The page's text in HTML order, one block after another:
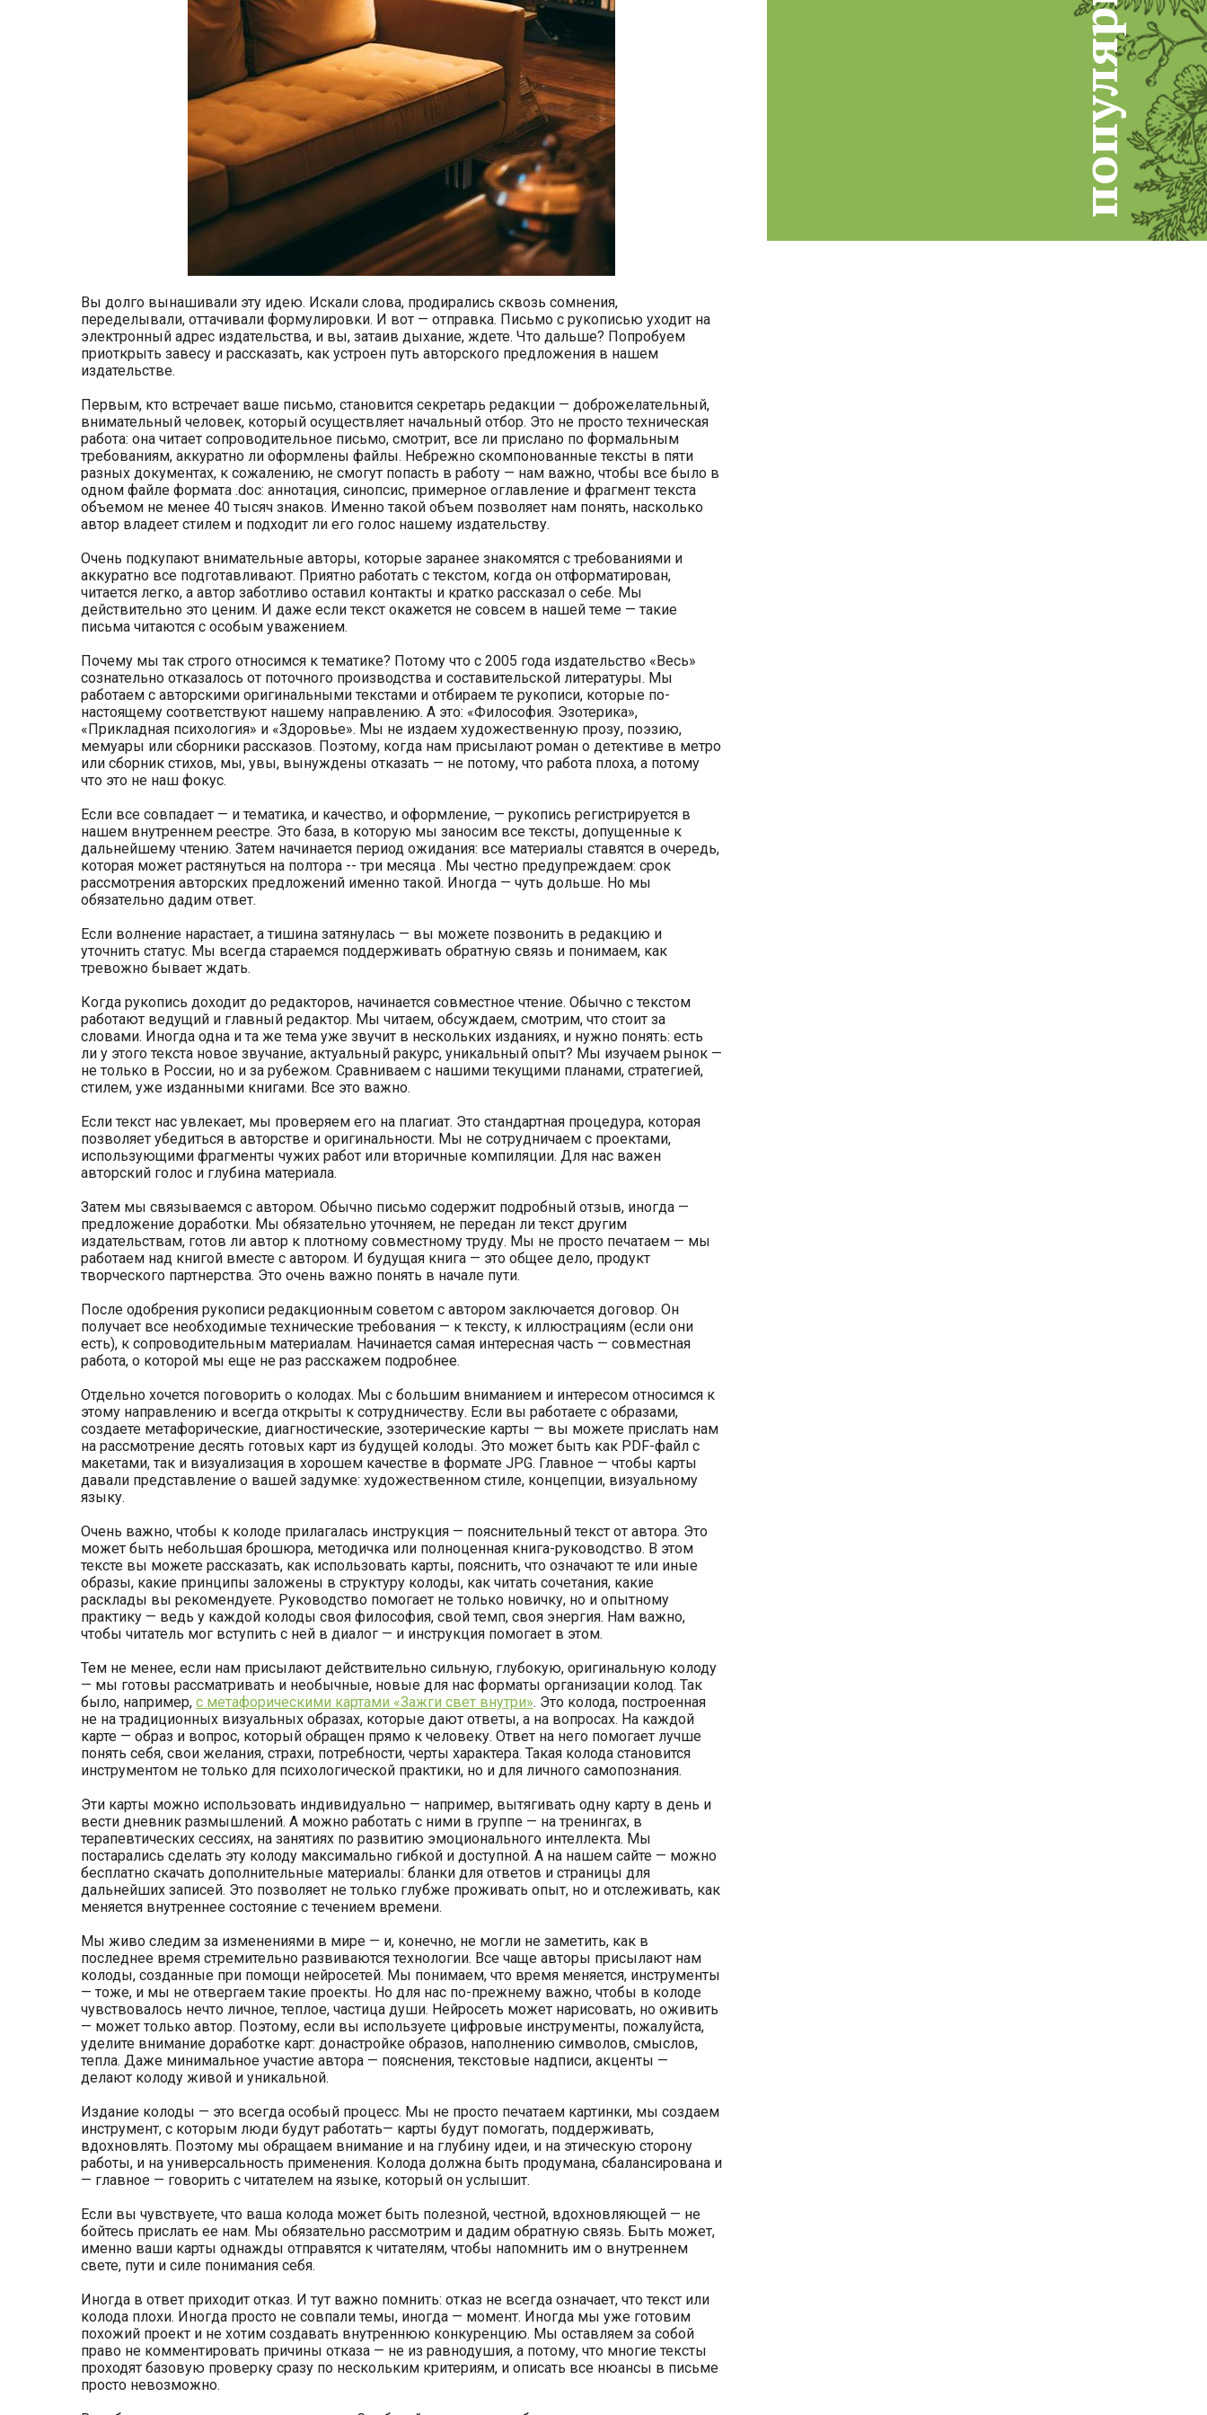
Вы долго вынашивали эту идею. Искали слова, продирались сквозь сомнения,
переделывали, оттачивали формулировки. И вот — отправка. Письмо с рукописью уходит на
электронный адрес издательства, и вы, затаив дыхание, ждете. Что дальше? Попробуем
приоткрыть завесу и рассказать, как устроен путь авторского предложения в нашем
издательстве.
Первым, кто встречает ваше письмо, становится секретарь редакции — доброжелательный,
внимательный человек, который осуществляет начальный отбор. Это не просто техническая
работа: она читает сопроводительное письмо, смотрит, все ли прислано по формальным
требованиям, аккуратно ли оформлены файлы. Небрежно скомпонованные тексты в пяти
разных документах, к сожалению, не смогут попасть в работу — нам важно, чтобы все было в
одном файле формата .doc: аннотация, синопсис, примерное оглавление и фрагмент текста
объемом не менее 40 тысяч знаков. Именно такой объем позволяет нам понять, насколько
автор владеет стилем и подходит ли его голос нашему издательству.
Очень подкупают внимательные авторы, которые заранее знакомятся с требованиями и
аккуратно все подготавливают. Приятно работать с текстом, когда он отформатирован,
читается легко, а автор заботливо оставил контакты и кратко рассказал о себе. Мы
действительно это ценим. И даже если текст окажется не совсем в нашей теме — такие
письма читаются с особым уважением.
Почему мы так строго относимся к тематике? Потому что с 2005 года издательство «Весь»
сознательно отказалось от поточного производства и составительской литературы. Мы
работаем с авторскими оригинальными текстами и отбираем те рукописи, которые по-
настоящему соответствуют нашему направлению. А это: «Философия. Эзотерика»,
«Прикладная психология» и «Здоровье». Мы не издаем художественную прозу, поэзию,
мемуары или сборники рассказов. Поэтому, когда нам присылают роман о детективе в метро
или сборник стихов, мы, увы, вынуждены отказать — не потому, что работа плоха, а потому
что это не наш фокус.
Если все совпадает — и тематика, и качество, и оформление, — рукопись регистрируется в
нашем внутреннем реестре. Это база, в которую мы заносим все тексты, допущенные к
дальнейшему чтению. Затем начинается период ожидания: все материалы ставятся в очередь,
которая может растянуться на полтора -- три месяца . Мы честно предупреждаем: срок
рассмотрения авторских предложений именно такой. Иногда — чуть дольше. Но мы
обязательно дадим ответ.
Если волнение нарастает, а тишина затянулась — вы можете позвонить в редакцию и
уточнить статус. Мы всегда стараемся поддерживать обратную связь и понимаем, как
тревожно бывает ждать.
Когда рукопись доходит до редакторов, начинается совместное чтение. Обычно с текстом
работают ведущий и главный редактор. Мы читаем, обсуждаем, смотрим, что стоит за
словами. Иногда одна и та же тема уже звучит в нескольких изданиях, и нужно понять: есть
ли у этого текста новое звучание, актуальный ракурс, уникальный опыт? Мы изучаем рынок —
не только в России, но и за рубежом. Сравниваем с нашими текущими планами, стратегией,
стилем, уже изданными книгами. Все это важно.
Если текст нас увлекает, мы проверяем его на плагиат. Это стандартная процедура, которая
позволяет убедиться в авторстве и оригинальности. Мы не сотрудничаем с проектами,
использующими фрагменты чужих работ или вторичные компиляции. Для нас важен
авторский голос и глубина материала.
Затем мы связываемся с автором. Обычно письмо содержит подробный отзыв, иногда —
предложение доработки. Мы обязательно уточняем, не передан ли текст другим
издательствам, готов ли автор к плотному совместному труду. Мы не просто печатаем — мы
работаем над книгой вместе с автором. И будущая книга — это общее дело, продукт
творческого партнерства. Это очень важно понять в начале пути.
После одобрения рукописи редакционным советом с автором заключается договор. Он
получает все необходимые технические требования — к тексту, к иллюстрациям (если они
есть), к сопроводительным материалам. Начинается самая интересная часть — совместная
работа, о которой мы еще не раз расскажем подробнее.
Отдельно хочется поговорить о колодах. Мы с большим вниманием и интересом относимся к
этому направлению и всегда открыты к сотрудничеству. Если вы работаете с образами,
создаете метафорические, диагностические, эзотерические карты — вы можете прислать нам
на рассмотрение десять готовых карт из будущей колоды. Это может быть как PDF-файл с
макетами, так и визуализация в хорошем качестве в формате JPG. Главное — чтобы карты
давали представление о вашей задумке: художественном стиле, концепции, визуальному
языку.
Очень важно, чтобы к колоде прилагалась инструкция — пояснительный текст от автора. Это
может быть небольшая брошюра, методичка или полноценная книга-руководство. В этом
тексте вы можете рассказать, как использовать карты, пояснить, что означают те или иные
образы, какие принципы заложены в структуру колоды, как читать сочетания, какие
расклады вы рекомендуете. Руководство помогает не только новичку, но и опытному
практику — ведь у каждой колоды своя философия, свой темп, своя энергия. Нам важно,
чтобы читатель мог вступить с ней в диалог — и инструкция помогает в этом.
Тем не менее, если нам присылают действительно сильную, глубокую, оригинальную колоду
— мы готовы рассматривать и необычные, новые для нас форматы организации колод. Так
было, например, с метафорическими картами «Зажги свет внутри». Это колода, построенная
не на традиционных визуальных образах, которые дают ответы, а на вопросах. На каждой
карте — образ и вопрос, который обращен прямо к человеку. Ответ на него помогает лучше
понять себя, свои желания, страхи, потребности, черты характера. Такая колода становится
инструментом не только для психологической практики, но и для личного самопознания.
Эти карты можно использовать индивидуально — например, вытягивать одну карту в день и
вести дневник размышлений. А можно работать с ними в группе — на тренингах, в
терапевтических сессиях, на занятиях по развитию эмоционального интеллекта. Мы
постарались сделать эту колоду максимально гибкой и доступной. А на нашем сайте — можно
бесплатно скачать дополнительные материалы: бланки для ответов и страницы для
дальнейших записей. Это позволяет не только глубже проживать опыт, но и отслеживать, как
меняется внутреннее состояние с течением времени.
Мы живо следим за изменениями в мире — и, конечно, не могли не заметить, как в
последнее время стремительно развиваются технологии. Все чаще авторы присылают нам
колоды, созданные при помощи нейросетей. Мы понимаем, что время меняется, инструменты
— тоже, и мы не отвергаем такие проекты. Но для нас по-прежнему важно, чтобы в колоде
чувствовалось нечто личное, теплое, частица души. Нейросеть может нарисовать, но оживить
— может только автор. Поэтому, если вы используете цифровые инструменты, пожалуйста,
уделите внимание доработке карт: донастройке образов, наполнению символов, смыслов,
тепла. Даже минимальное участие автора — пояснения, текстовые надписи, акценты —
делают колоду живой и уникальной.
Издание колоды — это всегда особый процесс. Мы не просто печатаем картинки, мы создаем
инструмент, с которым люди будут работать— карты будут помогать, поддерживать,
вдохновлять. Поэтому мы обращаем внимание и на глубину идеи, и на этическую сторону
работы, и на универсальность применения. Колода должна быть продумана, сбалансирована и
— главное — говорить с читателем на языке, который он услышит.
Если вы чувствуете, что ваша колода может быть полезной, честной, вдохновляющей — не
бойтесь прислать ее нам. Мы обязательно рассмотрим и дадим обратную связь. Быть может,
именно ваши карты однажды отправятся к читателям, чтобы напомнить им о внутреннем
свете, пути и силе понимания себя.
Иногда в ответ приходит отказ. И тут важно помнить: отказ не всегда означает, что текст или
колода плохи. Иногда просто не совпали темы, иногда — момент. Иногда мы уже готовим
похожий проект и не хотим создавать внутреннюю конкуренцию. Мы оставляем за собой
право не комментировать причины отказа — не из равнодушия, а потому, что многие тексты
проходят базовую проверку сразу по нескольким критериям, и описать все нюансы в письме
просто невозможно.
п
о
п
у
л
я
р